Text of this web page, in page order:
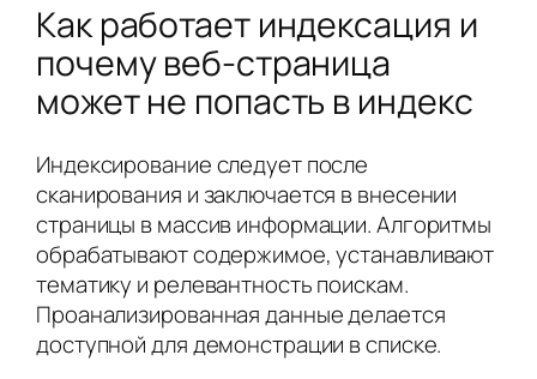
Как работает индексация и
почему веб-страница
может не попасть в индекс
Индексирование следует после
сканирования и заключается в внесении
страницы в массив информации. Алгоритмы
обрабатывают содержимое, устанавливают
тематику и релевантность поискам.
Проанализированная данные делается
доступной для демонстрации в списке.